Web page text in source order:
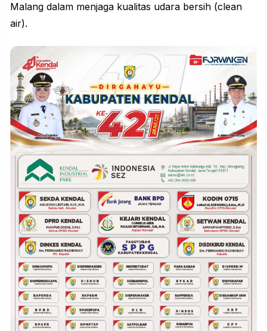
Malang dalam menjaga kualitas udara bersih (clean
air).